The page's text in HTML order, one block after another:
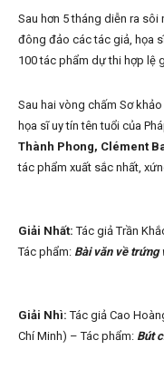
Sau hơn 5 tháng diễn ra
đông đảo các tác giả, họa
100 tác phẩm dự thi hợp lệ
Sau hai vòng chấm Sơ
họa sĩ uy tín tên tuổi của
Thành Phong, Clément
tác phẩm xuất sắc nhất,
Giải Nhất: Tác giả Trần
Tác phẩm: Bài văn về trứng
Giải Nhì: Tác giả Cao
Chí Minh) – Tác phẩm: Bút